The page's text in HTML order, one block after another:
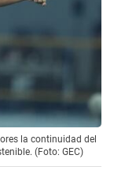
la continuidad del
(Foto: GEC)